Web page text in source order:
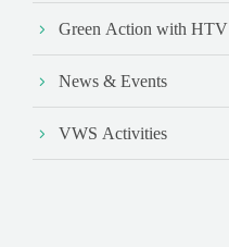
Green Action with HTV
News & Events
VWS Activities